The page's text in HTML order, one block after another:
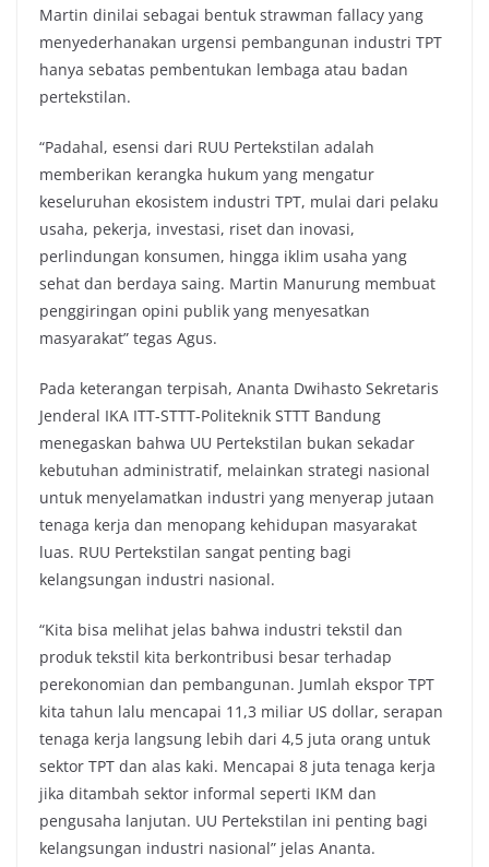
Martin dinilai sebagai bentuk strawman fallacy yang
menyederhanakan urgensi pembangunan industri TPT
hanya sebatas pembentukan lembaga atau badan
pertekstilan.
“Padahal, esensi dari RUU Pertekstilan adalah
memberikan kerangka hukum yang mengatur
keseluruhan ekosistem industri TPT, mulai dari pelaku
usaha, pekerja, investasi, riset dan inovasi,
perlindungan konsumen, hingga iklim usaha yang
sehat dan berdaya saing. Martin Manurung membuat
penggiringan opini publik yang menyesatkan
masyarakat” tegas Agus.
Pada keterangan terpisah, Ananta Dwihasto Sekretaris
Jenderal IKA ITT-STTT-Politeknik STTT Bandung
menegaskan bahwa UU Pertekstilan bukan sekadar
kebutuhan administratif, melainkan strategi nasional
untuk menyelamatkan industri yang menyerap jutaan
tenaga kerja dan menopang kehidupan masyarakat
luas. RUU Pertekstilan sangat penting bagi
kelangsungan industri nasional.
“Kita bisa melihat jelas bahwa industri tekstil dan
produk tekstil kita berkontribusi besar terhadap
perekonomian dan pembangunan. Jumlah ekspor TPT
kita tahun lalu mencapai 11,3 miliar US dollar, serapan
tenaga kerja langsung lebih dari 4,5 juta orang untuk
sektor TPT dan alas kaki. Mencapai 8 juta tenaga kerja
jika ditambah sektor informal seperti IKM dan
pengusaha lanjutan. UU Pertekstilan ini penting bagi
kelangsungan industri nasional” jelas Ananta.